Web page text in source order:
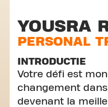
YOUSRA
PERSONAL
INTRODUCTIE
Votre défi est
changement
devenant la